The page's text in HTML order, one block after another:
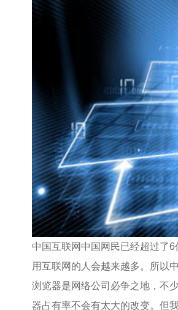
中国互联网中国网民已经超过了
用互联网的人会越来越多。所以
浏览器是网络公司必争之地，不
器占有率不会有太大的改变。但